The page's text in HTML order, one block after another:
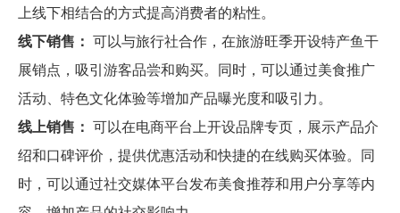
上线下相结合的方式提高消费者的粘性。
线下销售： 可以与旅行社合作，在旅游旺季开设特产鱼干
展销点，吸引游客品尝和购买。同时，可以通过美食推广
活动、特色文化体验等增加产品曝光度和吸引力。
线上销售： 可以在电商平台上开设品牌专页，展示产品介
绍和口碑评价，提供优惠活动和快捷的在线购买体验。同
时，可以通过社交媒体平台发布美食推荐和用户分享等内